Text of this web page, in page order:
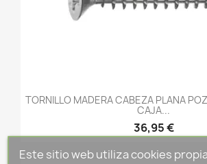
TORNILLO MADERA CABEZA PLANA
CAJA...
36,95 €
Este sitio web utiliza cookies